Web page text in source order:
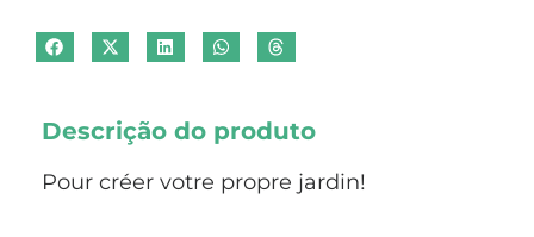
Descrição do produto
Pour créer votre propre jardin!